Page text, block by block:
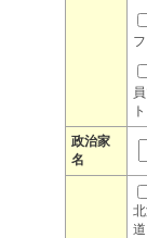
ト
政治家
名
道